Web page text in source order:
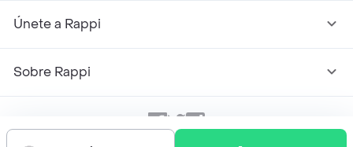
Únete a Rappi
Sobre Rappi
Facebook
TwitterInstagram